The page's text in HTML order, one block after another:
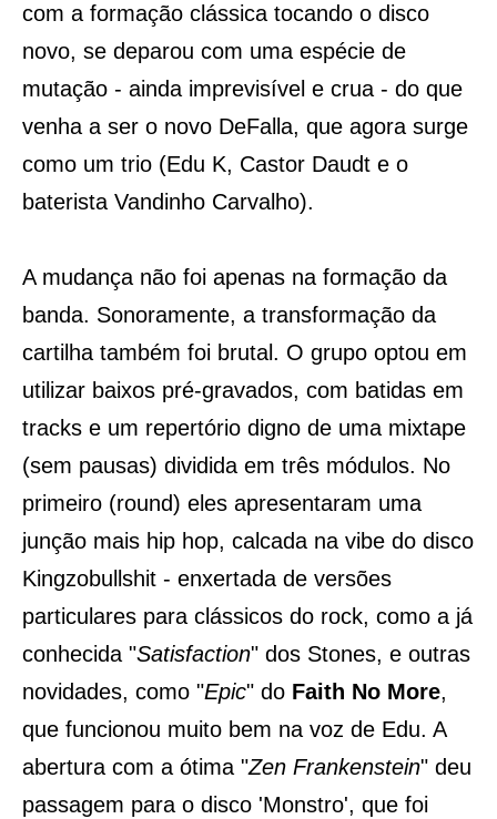
com a formação clássica tocando o disco
novo, se deparou com uma espécie de
mutação - ainda imprevisível e crua - do que
venha a ser o novo DeFalla, que agora surge
como um trio (Edu K, Castor Daudt e o
baterista Vandinho Carvalho).
A mudança não foi apenas na formação da
banda. Sonoramente, a transformação da
cartilha também foi brutal. O grupo optou em
utilizar baixos pré-gravados, com batidas em
tracks e um repertório digno de uma mixtape
(sem pausas) dividida em três módulos. No
primeiro (round) eles apresentaram uma
junção mais hip hop, calcada na vibe do disco
Kingzobullshit - enxertada de versões
particulares para clássicos do rock, como a já
conhecida "Satisfaction" dos Stones, e outras
novidades, como "Epic" do Faith No More,
que funcionou muito bem na voz de Edu. A
abertura com a ótima "Zen Frankenstein" deu
passagem para o disco 'Monstro', que foi